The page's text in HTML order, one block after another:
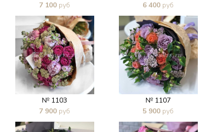
7 100 руб
В 1 клик
6 400 руб
В 1 клик
№ 1103
7 900 руб
В 1 клик
№ 1107
5 900 руб
В 1 клик